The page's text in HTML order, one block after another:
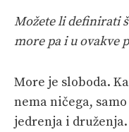
Možete li definirati
more pa i u ovakve
More je sloboda.
nema ničega,
jedrenja i